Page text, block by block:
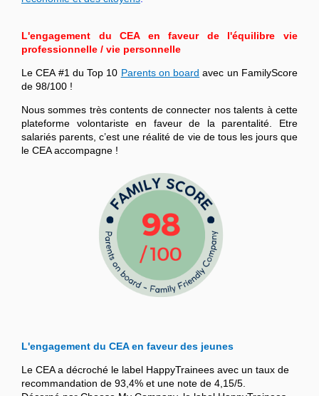
L'engagement du CEA en faveur de l'équilibre vie
professionnelle / vie personnelle
Le CEA #1 du Top 10 Parents on board avec un FamilyScore
de 98/100 !
Nous sommes très contents de connecter nos talents à cette
plateforme volontariste en faveur de la parentalité. Etre
salariés parents, c’est une réalité de vie de tous les jours que
le CEA accompagne !
L'engagement du CEA en faveur des jeunes
Le CEA a décroché le label HappyTrainees avec un taux de
recommandation de 93,4% et une note de 4,15/5.